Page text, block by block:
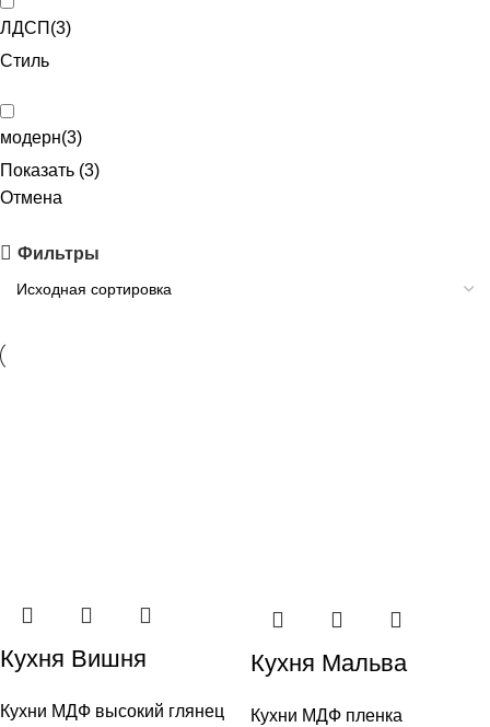
ЛДСП (3)
Стиль
модерн(3)
Показать (3)
Отмена
Фильтры
Кухня Вишня
Кухни МДФ высокий глянец
Кухня Мальва
Кухни МДФ пленка